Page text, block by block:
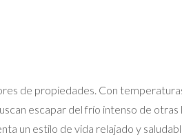
de propiedades. Con
escapar del frío intenso de
un estilo de vida relajado y